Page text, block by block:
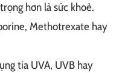
hơn là sức khoẻ.
Methotrexate hay
tia UVA, UVB hay